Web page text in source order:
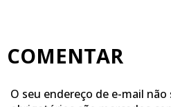
COMENTAR
O seu endereço de e-mail não